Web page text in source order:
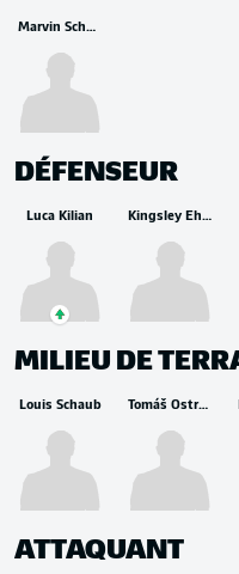
Marvin Schwäbe
DÉFENSEUR
Luca Kilian Kingsley Ehizibue
MILIEU DE
Louis Schaub Tomáš Ostrák
ATTAQUANT